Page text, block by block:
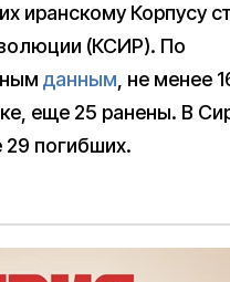
иранскому Корпусу
(КСИР). По
данным, не менее
еще 25 ранены. В
погибших.